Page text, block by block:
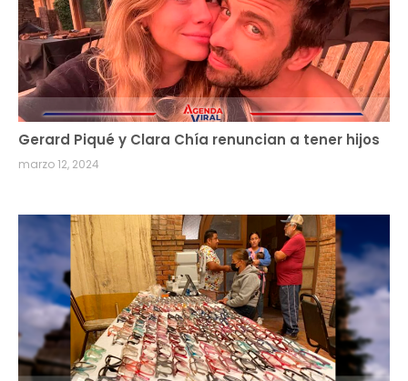
Gerard Piqué y Clara Chía renuncian a tener hijos
marzo 12, 2024